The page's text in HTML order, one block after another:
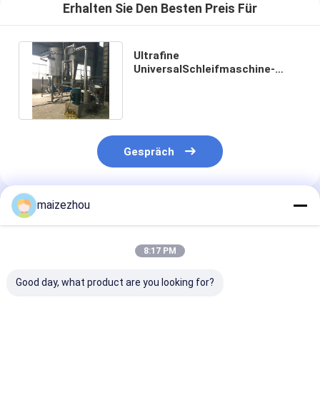
Vakuumschleuder
Erhalten Sie Den Besten Preis Für
Ultrafine
UniversalSchleifmaschine-
Gespräch
Empfohlene Produkte
maizezhou
8:17 PM
Good day, what product are you looking for?